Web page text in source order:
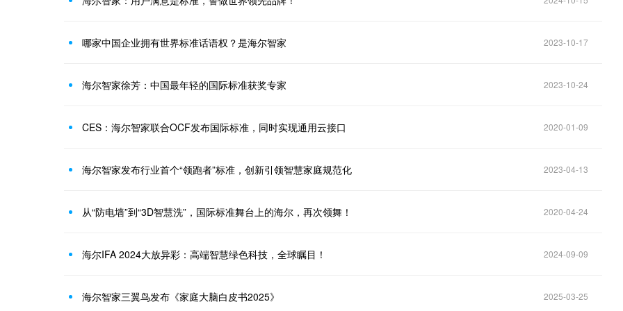
哪家中国企业拥有世界标准话语权？是海尔智家 2023-10-17
海尔智家徐芳：中国最年轻的国际标准获奖专家 2023-10-24
CES：海尔智家联合OCF发布国际标准，同时实现通用云接口 2020-01-09
海尔智家发布行业首个“领跑者”标准，创新引领智慧家庭规范化 2023-04-13
从“防电墙”到“3D智慧洗”，国际标准舞台上的海尔，再次领舞！ 2020-04-24
海尔IFA 2024大放异彩：高端智慧绿色科技，全球瞩目！ 2024-09-09
海尔智家三翼鸟发布《家庭大脑白皮书2025》 2025-03-25